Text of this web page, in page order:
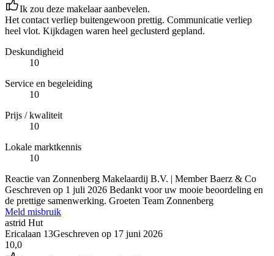
Ik zou deze makelaar aanbevelen.
Het contact verliep buitengewoon prettig. Communicatie verliep
heel vlot. Kijkdagen waren heel geclusterd gepland.
Deskundigheid
10
Service en begeleiding
10
Prijs / kwaliteit
10
Lokale marktkennis
10
Reactie van Zonnenberg Makelaardij B.V. | Member Baerz & Co
Geschreven op 1 juli 2026 Bedankt voor uw mooie beoordeling en
de prettige samenwerking. Groeten Team Zonnenberg
Meld misbruik
astrid Hut
Ericalaan 13Geschreven op 17 juni 2026
10,0